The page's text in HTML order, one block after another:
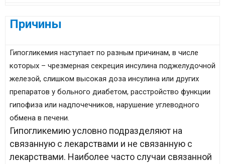
Причины
Гипогликемия наступает по разным причинам, в числе
которых – чрезмерная секреция инсулина поджелудочной
железой, слишком высокая доза инсулина или других
препаратов у больного диабетом, расстройство функции
гипофиза или надпочечников, нарушение углеводного
обмена в печени.
Гипогликемию условно подразделяют на
связанную с лекарствами и не связанную с
лекарствами. Наиболее часто случаи связанной